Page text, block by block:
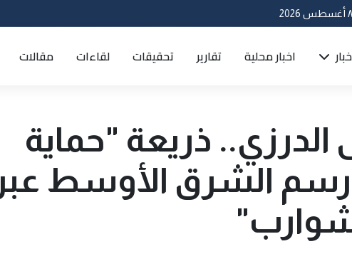
اخبار محلية تقارير تحقيقات لقاءات مقالات
الدرزي.. ذريعة "حماية
رسم الشرق الأوسط عبر